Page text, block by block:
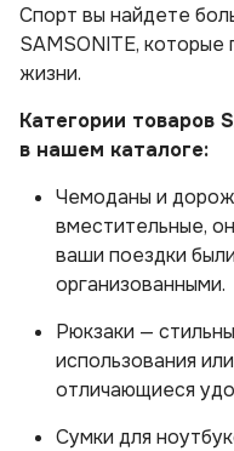
Спорт вы найдете
SAMSONITE, которые
жизни.
Категории товаров
в нашем каталоге:
Чемоданы и
вместительные,
ваши поездки
организованными.
Рюкзаки —
использования
отличающиеся
Сумки для